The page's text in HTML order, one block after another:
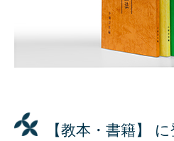
【教本・書籍】